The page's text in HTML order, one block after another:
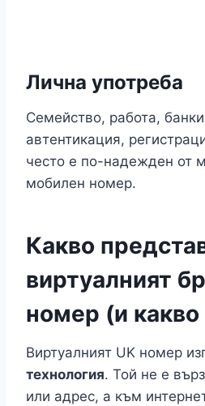
Лична употреба
Семейство, работа,
автентикация,
често е по-надежден от
мобилен номер.
Какво
виртуалният
номер (и
Виртуалният UK номер
технология. Той не е
или адрес, а към